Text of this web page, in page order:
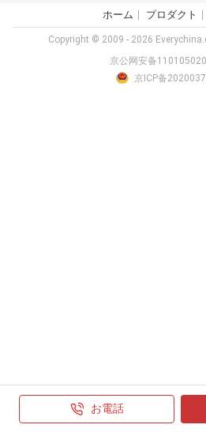
お電話
ホーム プロダクト
Copyright © 2009 - 2026
京公网安备
京ICP备